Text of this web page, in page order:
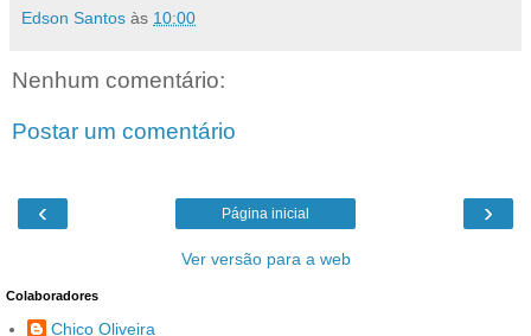
Edson Santos às 10:00
Nenhum comentário:
Postar um comentário
‹ ›
Página inicial
Ver versão para a web
Colaboradores
Chico Oliveira